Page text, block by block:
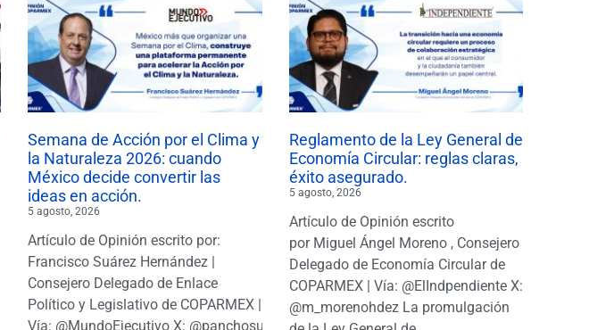
Semana de Acción por el Clima y
la Naturaleza 2026: cuando
México decide convertir las
ideas en acción.
5 agosto, 2026
Artículo de Opinión escrito por:
Francisco Suárez Hernández |
Consejero Delegado de Enlace
Político y Legislativo de COPARMEX |
Vía: @MundoEjecutivo X: @panchosuarezh
Reglamento de la Ley General de
Economía Circular: reglas claras,
éxito asegurado.
5 agosto, 2026
Artículo de Opinión escrito
por Miguel Ángel Moreno , Consejero
Delegado de Economía Circular de
COPARMEX | Vía: @ElIndpendiente X:
@m_morenohdez La promulgación